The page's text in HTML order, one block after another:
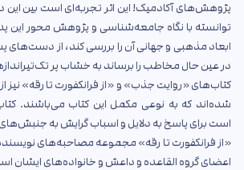
پژوهش‌های آکادمیک! این اثر تجربه‌ای است بین
توانسته با نگاه جامعه‌شناسی و پژوهش محور این
ابعاد مذهبی و جهانی آن را بررسی کند، از
در عین حال مخاطب را برساند به خشاب پر
کتاب‌های «روایت جذب» و «از فرانکفورت تا رقه»
شده‌اند که به نوعی مکمل این کتاب می‌باشند.
است برای پاسخ به دلایل و اسباب گرایش به
«از فرانکفورت تا رقه» مجموعه مصاحبه‌های نویسنده
اعضای گروه القاعده و داعش و خانواده‌های ایشان